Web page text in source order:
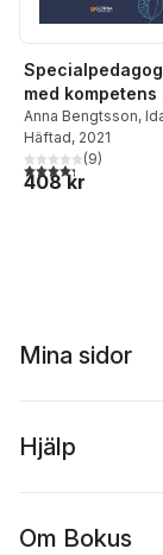
med kompetens
utveckla skolan
Anna Bengtsson,
Necovski
Häftad, 2021
4,3utav 5 stjärnor.
(9)
408 kr
Mina sidor
Hjälp
Om Bokus